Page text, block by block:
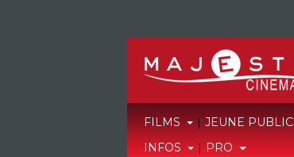
FILMS | JEUNE PUBLIC
INFOS
| PRO